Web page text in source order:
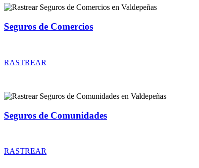
Seguros de Comercios
RASTREAR
Seguros de Comunidades
RASTREAR